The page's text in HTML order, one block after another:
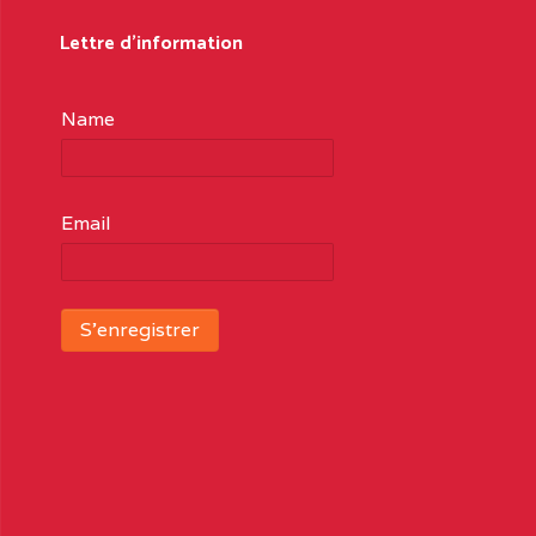
Lettre d'information
Name
Email